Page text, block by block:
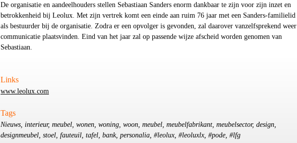
De organisatie en aandeelhouders stellen Sebastiaan Sanders enorm dankbaar te zijn voor zijn inzet en
betrokkenheid bij Leolux. Met zijn vertrek komt een einde aan ruim 76 jaar met een Sanders-familielid
als bestuurder bij de organisatie. Zodra er een opvolger is gevonden, zal daarover vanzelfsprekend weer
communicatie plaatsvinden. Eind van het jaar zal op passende wijze afscheid worden genomen van
Sebastiaan.
Links
www.leolux.com
Tags
Nieuws, interieur, meubel, wonen, woning, woon, meubel, meubelfabrikant, meubelsector, design,
designmeubel, stoel, fauteuil, tafel, bank, personalia, #leolux, #leoluxlx, #pode, #lfg